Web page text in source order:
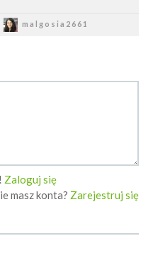
malgosia2661
Zaloguj się
masz konta? Zarejestruj się